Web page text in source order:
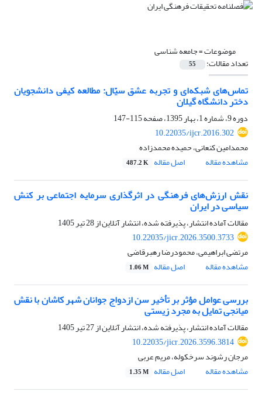
موضوعات =جامعه شناسی
تعداد مقالات: 55
تماس‌های شبکه‌ای و تجربه عشق سیّال: مطالعه کیفی دانشجویان
دختر دانشگاه گیلان
دوره 9، شماره 1، بهار 1395، صفحه
115-147
10.22035/ijcr.2016.302
محمدامین کنعانی، حمیده محمدزاده
مشاهده مقاله
اصل مقاله 487.2 K
نقش ارزش‌های فرهنگی در اثرگذاری سرمایه اجتماعی بر کنش
سیاسی در ایران
مقالات آماده انتشار، پذیرفته شده، انتشار آنلاین از28 تیر 1405
10.22035/jicr.2026.3500.3733
مرتضی ابراهیمی، محمودرضا رهبرقاضی
مشاهده مقاله
اصل مقاله 1.06 M
بررسی عوامل مؤثر بر تأخیر سن ازدواج جوانان شهر کاشان با نقش
میانجی تمایل به مجرد زیستی
مقالات آماده انتشار، پذیرفته شده، انتشار آنلاین از27 تیر 1405
10.22035/jicr.2026.3596.3814
مرجان رشوند سرخکوله، مریم عربی
مشاهده مقاله
اصل مقاله 1.35 M